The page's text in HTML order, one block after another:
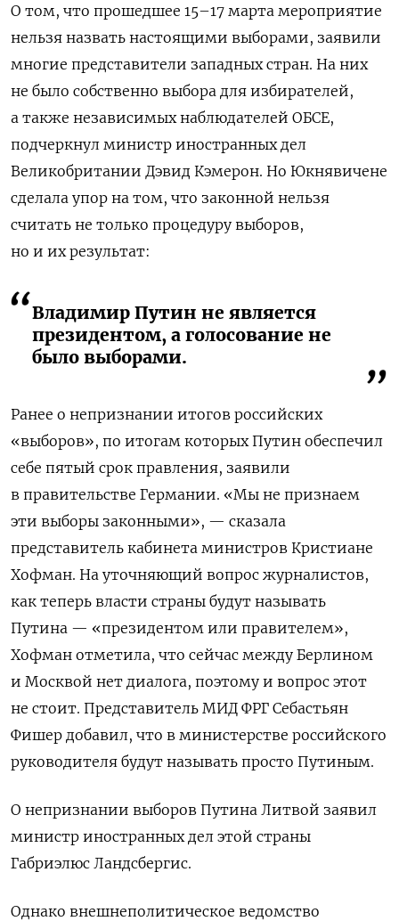
О том, что прошедшее 15–17 марта мероприятие
нельзя назвать настоящими выборами, заявили
многие представители западных стран. На них
не было собственно выбора для избирателей,
а также независимых наблюдателей ОБСЕ,
подчеркнул министр иностранных дел
Великобритании Дэвид Кэмерон. Но Юкнявичене
сделала упор на том, что законной нельзя
считать не только процедуру выборов,
но и их результат:
Владимир Путин не является
президентом, а голосование не
было выборами.
Ранее о непризнании итогов российских
«выборов», по итогам которых Путин обеспечил
себе пятый срок правления, заявили
в правительстве Германии. «Мы не признаем
эти выборы законными», — сказала
представитель кабинета министров Кристиане
Хофман. На уточняющий вопрос журналистов,
как теперь власти страны будут называть
Путина — «президентом или правителем»,
Хофман отметила, что сейчас между Берлином
и Москвой нет диалога, поэтому и вопрос этот
не стоит. Представитель МИД ФРГ Себастьян
Фишер добавил, что в министерстве российского
руководителя будут называть просто Путиным.
О непризнании выборов Путина Литвой заявил
министр иностранных дел этой страны
Габриэлюс Ландсбергис.
Однако внешнеполитическое ведомство